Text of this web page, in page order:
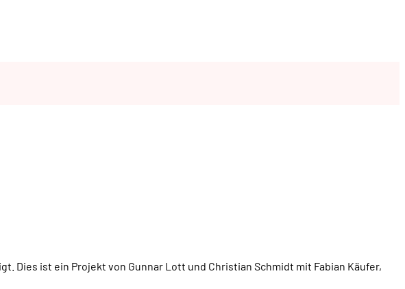
Dies ist ein Projekt von Gunnar Lott und Christian Schmidt mit Fabian Käufer,